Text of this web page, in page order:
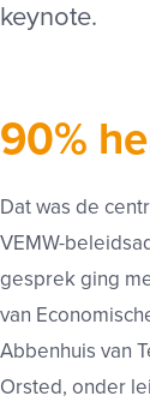
keynote.
90%
Dat was de
VEMW-
gesprek ging
van
Abbenhuis van
Orsted, onder